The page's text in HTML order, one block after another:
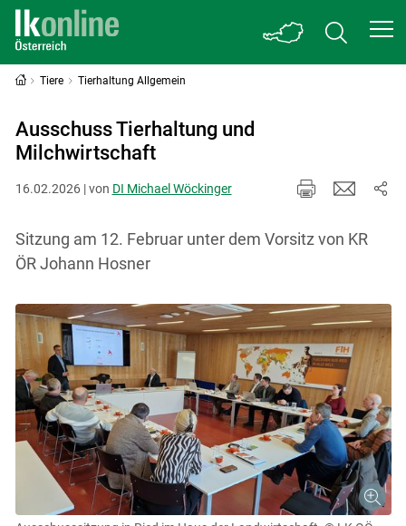
Tiere Tierhaltung Allgemein
Ausschuss Tierhaltung und
Milchwirtschaft
16.02.2026 | von DI Michael Wöckinger
Sitzung am 12. Februar unter dem Vorsitz von KR
ÖR Johann Hosner